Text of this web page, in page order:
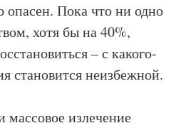
опасен. Пока что ни одно
хотя бы на 40%,
– с какого-
становится неизбежной.
излечение